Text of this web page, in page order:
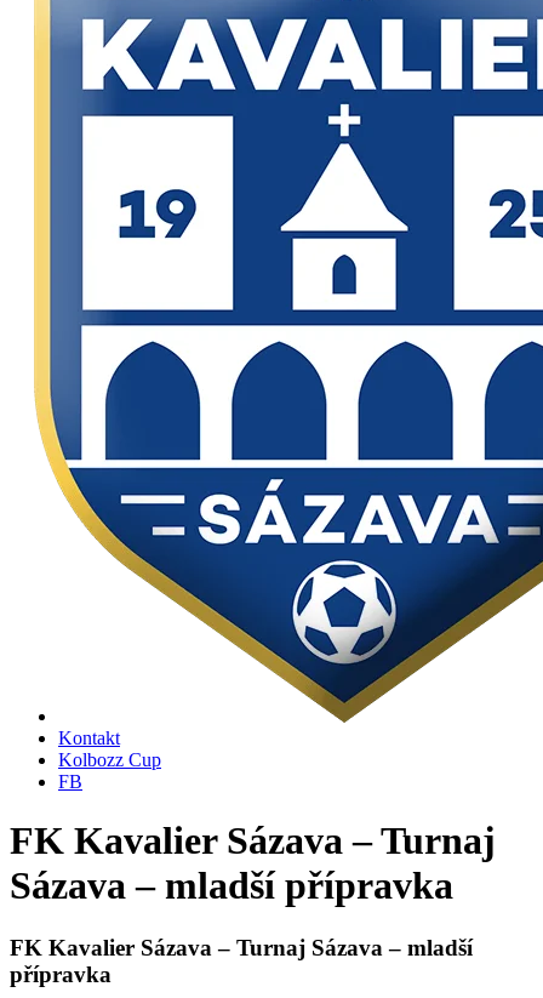
Kontakt
Kolbozz Cup
FB
FK Kavalier Sázava – Turnaj
Sázava – mladší přípravka
FK Kavalier Sázava – Turnaj Sázava – mladší
přípravka